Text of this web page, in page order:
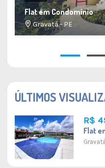
Flat em Condomínio
Gravatá - PE
ÚLTIMOS
R$
Flat